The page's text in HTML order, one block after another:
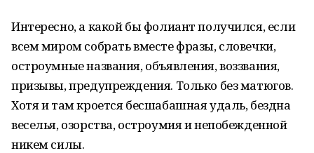
Интересно, а какой бы фолиант получился, если
всем миром собрать вместе фразы, словечки,
остроумные названия, объявления, воззвания,
призывы, предупреждения. Только без матюгов.
Хотя и там кроется бесшабашная удаль, бездна
веселья, озорства, остроумия и непобежденной
никем силы.